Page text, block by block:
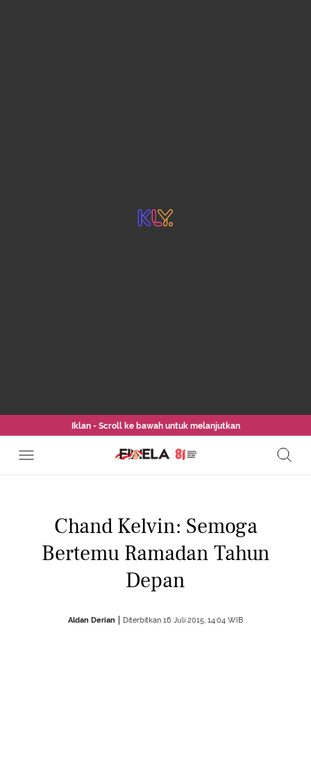
Iklan - Scroll ke bawah untuk melanjutkan
Chand Kelvin: Semoga
Bertemu Ramadan Tahun
Depan
Aldan Derian Diterbitkan 16 Juli 2015, 14:04 WIB